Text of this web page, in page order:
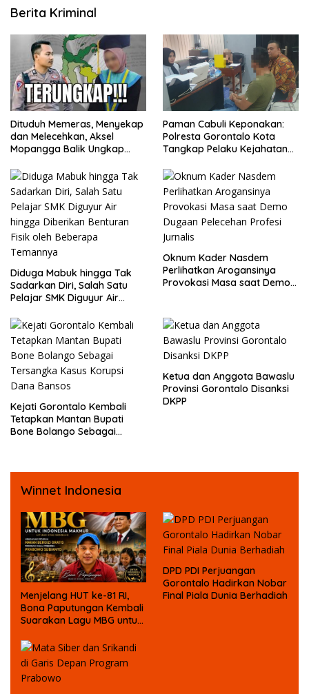
Berita Kriminal
Dituduh Memeras, Menyekap
dan Melecehkan, Aksel
Mopangga Balik Ungkap
Paman Cabuli Keponakan:
Polresta Gorontalo Kota
Tangkap Pelaku Kejahatan
Diduga Mabuk hingga Tak
Sadarkan Diri, Salah Satu
Pelajar SMK Diguyur Air
Fisik oleh Beberapa
Temannya
Oknum Kader Nasdem
Perlihatkan Arogansinya
Provokasi Masa saat Demo
Kejati Gorontalo Kembali
Tetapkan Mantan Bupati
Bone Bolango Sebagai
Ketua dan Anggota Bawaslu
Provinsi Gorontalo Disanksi
DKPP
Winnet Indonesia
Menjelang HUT ke-81 RI,
Bona Paputungan Kembali
Suarakan Lagu MBG untuk
DPD PDI Perjuangan
Gorontalo Hadirkan Nobar
Final Piala Dunia Berhadiah